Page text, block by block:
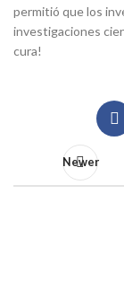
permitió que los
investigaciones
cura!
Newer